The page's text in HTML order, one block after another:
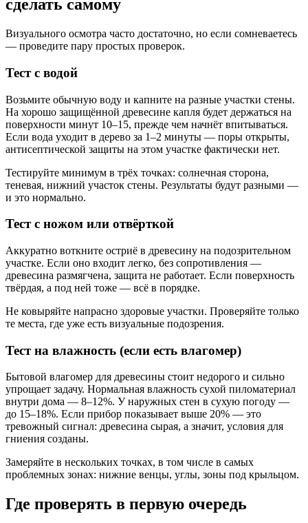
сделать самому
Визуального осмотра часто достаточно, но если сомневаетесь
— проведите пару простых проверок.
Тест с водой
Возьмите обычную воду и капните на разные участки стены.
На хорошо защищённой древесине капля будет держаться на
поверхности минут 10–15, прежде чем начнёт впитываться.
Если вода уходит в дерево за 1–2 минуты — поры открыты,
антисептической защиты на этом участке фактически нет.
Тестируйте минимум в трёх точках: солнечная сторона,
теневая, нижний участок стены. Результаты будут разными —
и это нормально.
Тест с ножом или отвёрткой
Аккуратно воткните остриё в древесину на подозрительном
участке. Если оно входит легко, без сопротивления —
древесина размягчена, защита не работает. Если поверхность
твёрдая, а под ней тоже — всё в порядке.
Не ковыряйте напрасно здоровые участки. Проверяйте только
те места, где уже есть визуальные подозрения.
Тест на влажность (если есть влагомер)
Бытовой влагомер для древесины стоит недорого и сильно
упрощает задачу. Нормальная влажность сухой пиломатериал
внутри дома — 8–12%. У наружных стен в сухую погоду —
до 15–18%. Если прибор показывает выше 20% — это
тревожный сигнал: древесина сырая, а значит, условия для
гниения созданы.
Замеряйте в нескольких точках, в том числе в самых
проблемных зонах: нижние венцы, углы, зоны под крыльцом.
Где проверять в первую очередь